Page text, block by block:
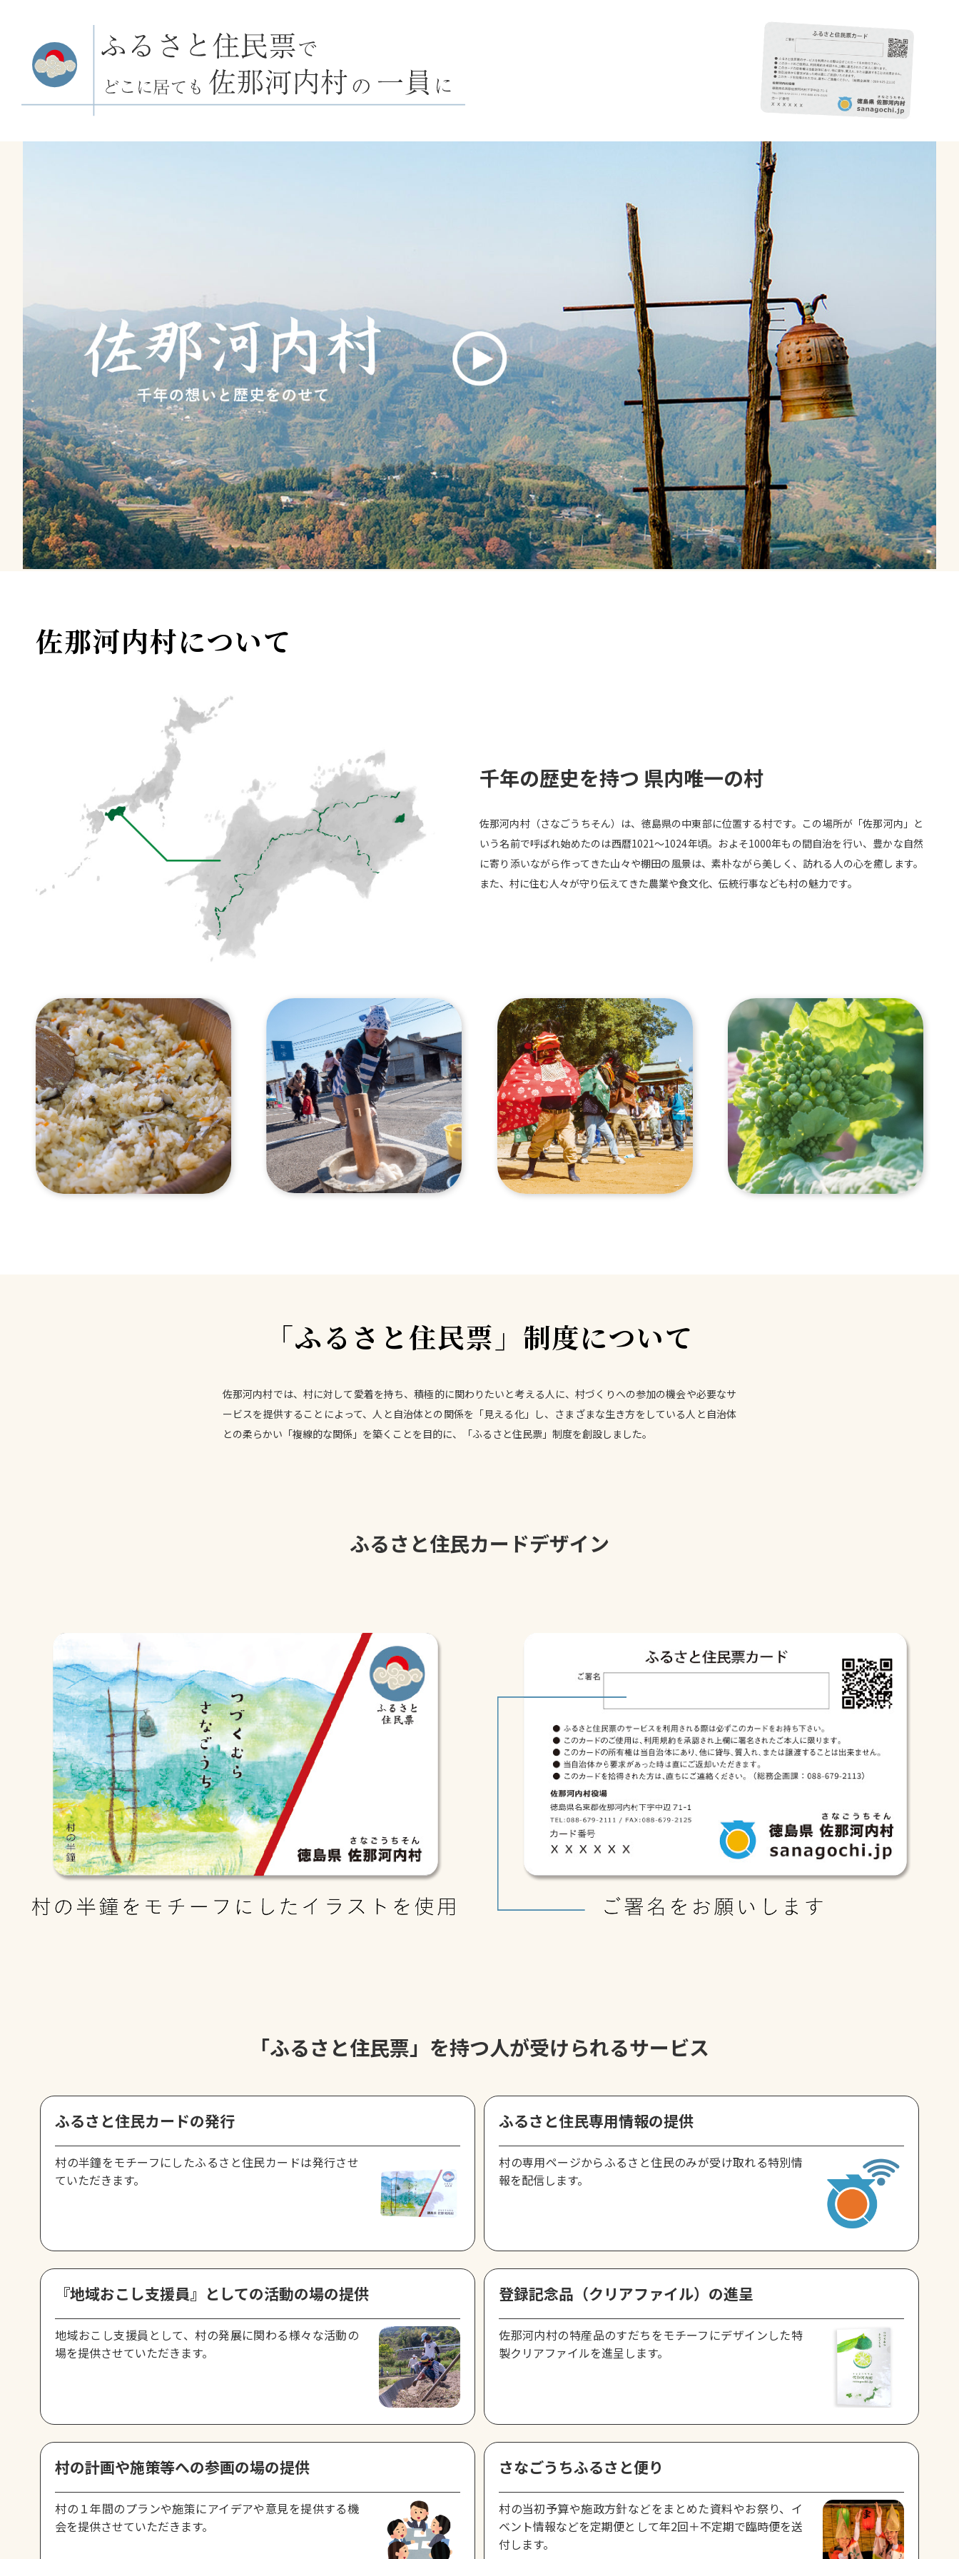
佐那河内村について
千年の歴史を持つ 県内唯一の村
佐那河内村（さなごうちそん）は、徳島県の中東部に位置する村です。この場所が「佐那河内」と
いう名前で呼ばれ始めたのは西暦1021～1024年頃。およそ1000年もの間自治を行い、豊かな自然
に寄り添いながら作ってきた山々や棚田の風景は、素朴ながら美しく、訪れる人の心を癒します。
また、村に住む人々が守り伝えてきた農業や食文化、伝統行事なども村の魅力です。
「ふるさと住民票」 制度について
佐那河内村では、村に対して愛着を持ち、積極的に関わりたいと考える人に、村づくりへの参加の機会や必要なサ
ービスを提供することによって、人と自治体との関係を「見える化」し、さまざまな生き方をしている人と自治体
との柔らかい「複線的な関係」を築くことを目的に、「ふるさと住民票」制度を創設しました。
ふるさと住民カードデザイン
「ふるさと住民票」 を持つ人が受けられるサービス
ふるさと住民カードの発行
村の半鐘をモチーフにしたふるさと住民カードは発行させ
ていただきます。
ふるさと住民専用情報の提供
村の専用ページからふるさと住民のみが受け取れる特別情
報を配信します。
『地域おこし支援員』としての活動の場の提供
地域おこし支援員として、村の発展に関わる様々な活動の
場を提供させていただきます。
登録記念品（クリアファイル）の進呈
佐那河内村の特産品のすだちをモチーフにデザインした特
製クリアファイルを進呈します。
村の計画や施策等への参画の場の提供
村の１年間のプランや施策にアイデアや意見を提供する機
会を提供させていただきます。
さなごうちふるさと便り
村の当初予算や施政方針などをまとめた資料やお祭り、イ
ベント情報などを定期便として年2回＋不定期で臨時便を送
付します。